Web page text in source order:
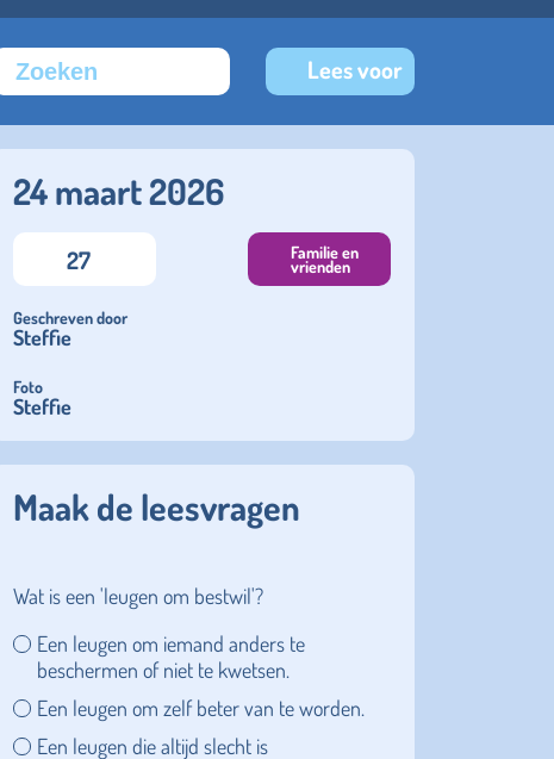
Lees voor
24 maart 2026
27
Geschreven door
Steffie
Foto
Steffie
Familie en
vrienden
Maak de leesvragen
Wat is een 'leugen om bestwil'?
Een leugen om iemand anders te
beschermen of niet te kwetsen.​
Een leugen om zelf beter van te worden.
Een leugen die altijd slecht is